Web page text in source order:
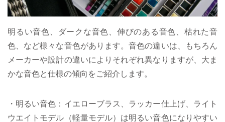
明るい音色、ダークな音色、伸びのある音色、枯れた音
色、など様々な音色があります。音色の違いは、もちろん
メーカーや設計の違いによりそれぞれ異なりますが、大ま
かな音色と仕様の傾向をご紹介します。
・明るい音色：イエローブラス、ラッカー仕上げ、ライト
ウエイトモデル（軽量モデル）は明るい音色になりやすい